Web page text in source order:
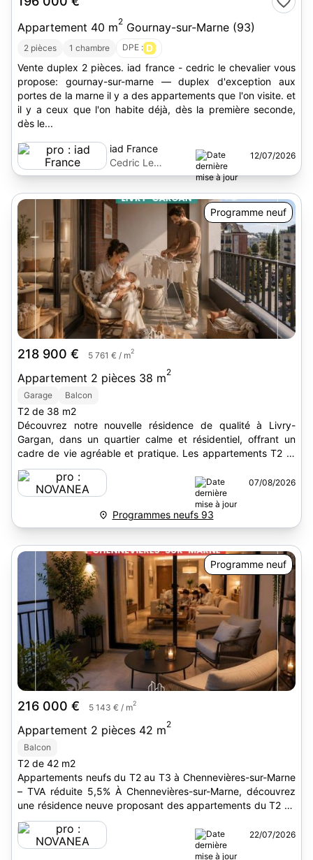
Appartement 40 m2 Gournay-sur-Marne (93)
2 pièces 1 chambre DPE : D
Vente duplex 2 pièces. iad france - cedric le chevalier vous
propose: gournay-sur-marne — duplex d'exception aux
portes de la marne il y a des appartements que l'on visite. et
il y a ceux que l'on habite déjà, dès la première seconde,
dès le...
iad France
Cedric Le
Chevalier
12/07/2026
Programme neuf
218 900 € 5 761 € / m2
Appartement 2 pièces 38 m2
Garage Balcon
T2 de 38 m2
Découvrez notre nouvelle résidence de qualité à Livry-
Gargan, dans un quartier calme et résidentiel, offrant un
cadre de vie agréable et pratique. Les appartements T2 et
T3...
07/08/2026
Programmes neufs 93
Programme neuf
216 000 € 5 143 € / m2
Appartement 2 pièces 42 m2
Balcon
T2 de 42 m2
Appartements neufs du T2 au T3 à Chennevières-sur-Marne
– TVA réduite 5,5% À Chennevières-sur-Marne, découvrez
une résidence neuve proposant des appartements du T2 au
T3,...
22/07/2026